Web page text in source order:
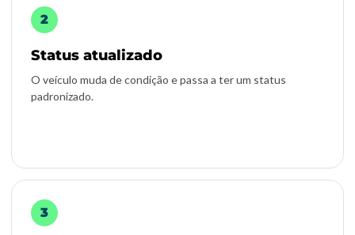
Status atualizado
O veículo muda de condição e passa a ter um status
padronizado.